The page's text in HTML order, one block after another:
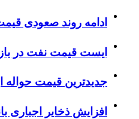
ادامه روند صعودی
ایست قیمت نفت در
جدیدترین قیمت حواله
افزایش ذخایر اجباری